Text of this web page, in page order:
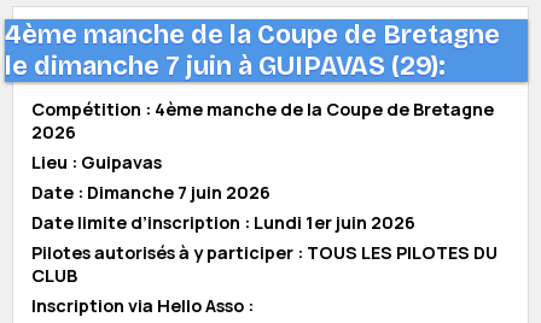
4ème manche de la Coupe de Bretagne
le dimanche 7 juin à GUIPAVAS (29):
Compétition : 4ème manche de la Coupe de Bretagne
2026
Lieu : Guipavas
Date : Dimanche 7 juin 2026
Date limite d’inscription : Lundi 1er juin 2026
Pilotes autorisés à y participer : TOUS LES PILOTES DU
CLUB
Inscription via Hello Asso :